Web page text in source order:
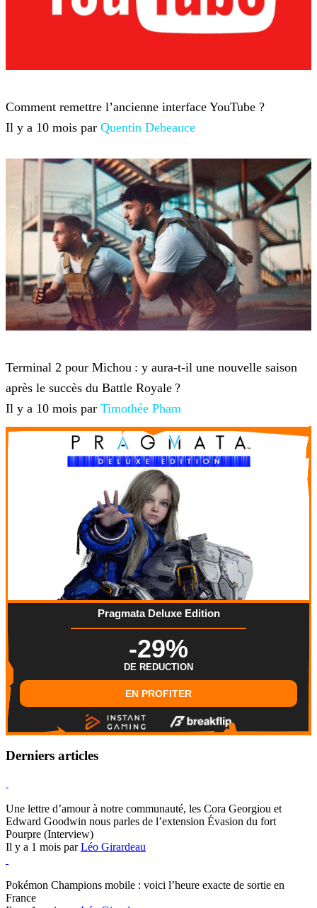
Comment remettre l’ancienne interface YouTube ?
Il y a 10 mois par Quentin Debeauce
Terminal 2 pour Michou : y aura-t-il une nouvelle saison
après le succès du Battle Royale ?
Il y a 10 mois par Timothée Pham
Pragmata Deluxe Edition
-29%
DE REDUCTION
EN PROFITER
Derniers articles
Une lettre d’amour à notre communauté, les Cora Georgiou et
Edward Goodwin nous parles de l’extension Évasion du fort
Pourpre (Interview)
Il y a 1 mois parLéo Girardeau
Pokémon Champions mobile : voici l’heure exacte de sortie en
France